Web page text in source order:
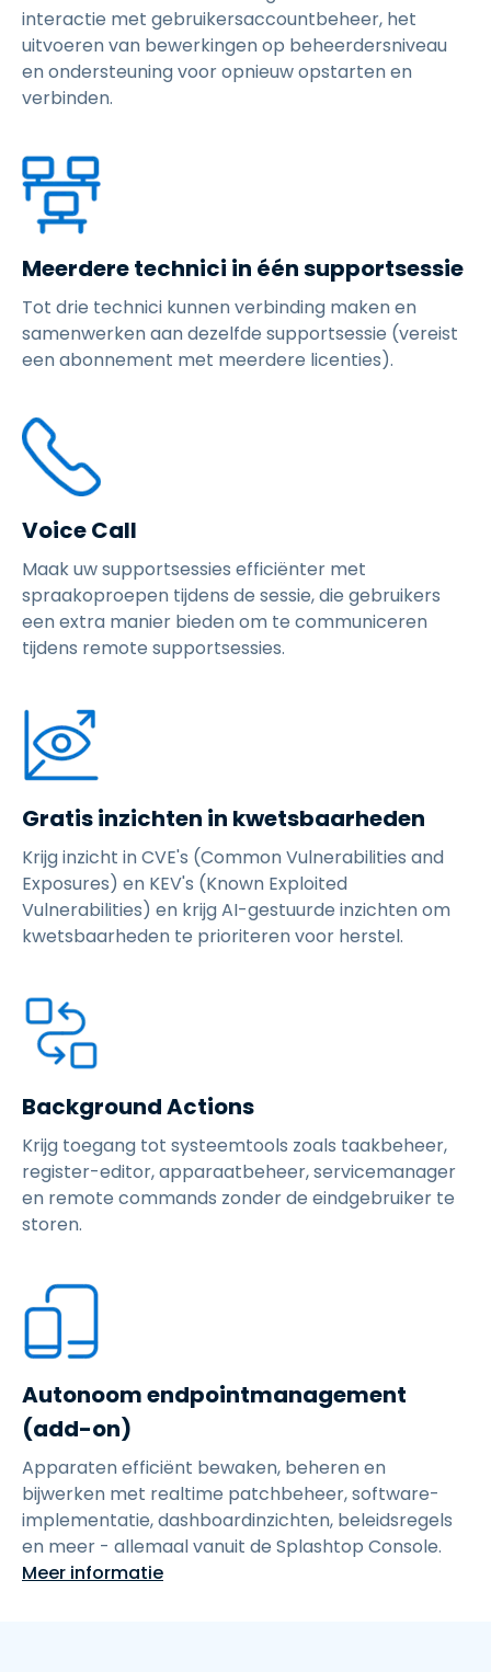
interactie met gebruikersaccountbeheer, het
uitvoeren van bewerkingen op beheerdersniveau
en ondersteuning voor opnieuw opstarten en
verbinden.
Meerdere technici in één supportsessie
Tot drie technici kunnen verbinding maken en
samenwerken aan dezelfde supportsessie (vereist
een abonnement met meerdere licenties).
Voice Call
Maak uw supportsessies efficiënter met
spraakoproepen tijdens de sessie, die gebruikers
een extra manier bieden om te communiceren
tijdens remote supportsessies.
Gratis inzichten in kwetsbaarheden
Krijg inzicht in CVE's (Common Vulnerabilities and
Exposures) en KEV's (Known Exploited
Vulnerabilities) en krijg AI-gestuurde inzichten om
kwetsbaarheden te prioriteren voor herstel.
Background Actions
Krijg toegang tot systeemtools zoals taakbeheer,
register-editor, apparaatbeheer, servicemanager
en remote commands zonder de eindgebruiker te
storen.
Autonoom endpointmanagement
(add-on)
Apparaten efficiënt bewaken, beheren en
bijwerken met realtime patchbeheer, software-
implementatie, dashboardinzichten, beleidsregels
en meer - allemaal vanuit de Splashtop Console.
Meer informatie